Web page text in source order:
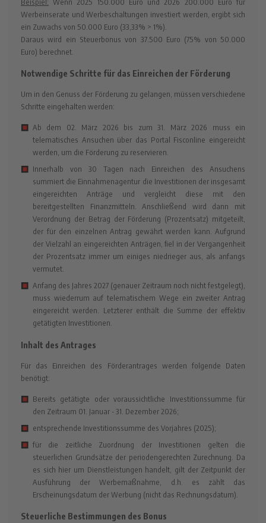
Werbeinserate und Werbeschaltungen investiert werden, ergibt sich
ein Zuwachs von 50.000 Euro (33,33% > 1%).
Daraus wird ein Steuerbonus von 37.500 Euro (75% von 50.000
Euro) berechnet.
Notwendige Schritte für das Einreichen der Förderung
Um in den Genuss der Förderung zu gelangen, müssen verschiedene
Schritte eingehalten werden:
Ab dem 02. März 2026 bis zum 31. März 2026 muss ein
telematisches Ansuchen über das Portal Fisconline eingereicht
werden, um die Förderung zu reservieren.
Innerhalb von 30 Tagen nach Einreichen des Ansuchens
summiert die Einnahmenagentur die Investitionen der insgesamt
eingereichten Anträge und vergleicht diese mit den
bereitgestellten Finanzmitteln. Anschließend wird dann mit
Verordnung der Betrag der Förderung (Prozentsatz) mitgeteilt,
der für den einzelnen Antrag gewährt werden kann. Aufgrund
der Vielzahl an eingereichten Anträgen, fiel in der Vergangenheit
der Prozentsatz immer um einiges niedrieger aus, als anfangs
vermutet.
Anfang des Jahres 2027 (genauer Zeitraum noch nicht festgelegt),
muss wiederrum auf telematischem Wege ein zweiter Antrag
eingereicht werden. Letzterer enthält die Summe der effektiv
getätigten Investitionen.
Inhalt des Antrages
Für das Einreichen des Förderantrages werden folgende Daten
benötigt:
Bereits getätigte oder voraussichtliche Investitionssumme für
den Zeitraum 01. Januar - 31. Dezember 2026;
entsprechende Investitionssumme des Vorjahres (2025);
für die zeitliche Zuordnung der Investitionen gelten die
steuerlichen Grundsätze der periodengerechten Zurechnung. Da
es sich hier um Dienstleistungen handelt, gilt der Zeitpunkt der
Ausführung der Werbemaßnahme, d.h. es zählt das
Erscheinungsdatum der Werbung (nicht das Rechnungsdatum).
Steuerliche Bestimmungen des Bonus